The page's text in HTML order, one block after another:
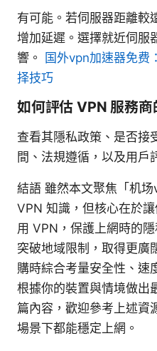
有可能。若伺服器距離較
增加延遲。選擇就近伺服
響。 国外vpn加速器免费
择技巧
如何評估 VPN 服務商
查看其隱私政策、是否接
間、法規遵循，以及用戶
結語 雖然本文聚焦「机
VPN 知識，但核心在於
用 VPN，保護上網時的
突破地域限制，取得更廣
購時綜合考量安全性、速
根據你的裝置與情境做出
篇內容，歡迎參考上述資
場景下都能穩定上網。